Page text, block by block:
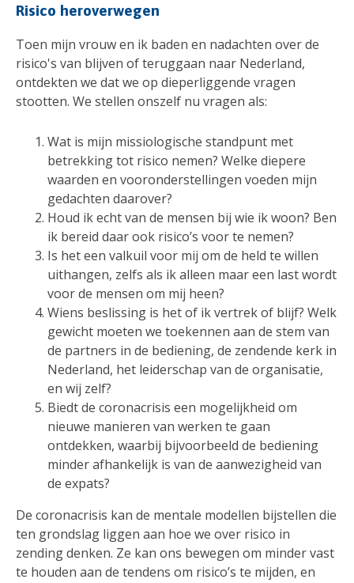
Risico heroverwegen
Toen mijn vrouw en ik baden en nadachten over de
risico's van blijven of teruggaan naar Nederland,
ontdekten we dat we op dieperliggende vragen
stootten. We stellen onszelf nu vragen als:
Wat is mijn missiologische standpunt met
betrekking tot risico nemen? Welke diepere
waarden en vooronderstellingen voeden mijn
gedachten daarover?
Houd ik echt van de mensen bij wie ik woon? Ben
ik bereid daar ook risico’s voor te nemen?
Is het een valkuil voor mij om de held te willen
uithangen, zelfs als ik alleen maar een last wordt
voor de mensen om mij heen?
Wiens beslissing is het of ik vertrek of blijf? Welk
gewicht moeten we toekennen aan de stem van
de partners in de bediening, de zendende kerk in
Nederland, het leiderschap van de organisatie,
en wij zelf?
Biedt de coronacrisis een mogelijkheid om
nieuwe manieren van werken te gaan
ontdekken, waarbij bijvoorbeeld de bediening
minder afhankelijk is van de aanwezigheid van
de expats?
De coronacrisis kan de mentale modellen bijstellen die
ten grondslag liggen aan hoe we over risico in
zending denken. Ze kan ons bewegen om minder vast
te houden aan de tendens om risico’s te mijden, en